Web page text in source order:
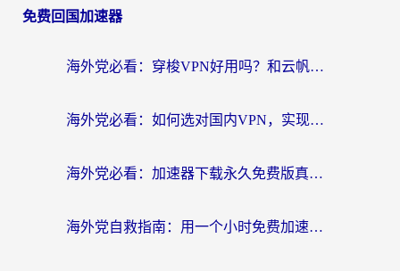
免费回国加速器
海外党必看：穿梭VPN好用吗？和云帆VPN对比哪个回国效果更好？附真实测评+避坑指南
海外党必看：如何选对国内VPN，实现无缝访问国内资源？
海外党必看：加速器下载永久免费版真的存在吗？教你无缝访问国内资源的正确姿势
海外党自救指南：用一个小时免费加速器，轻松打破国内资源访问壁垒？